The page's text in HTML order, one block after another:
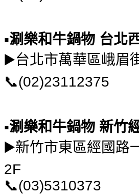
▪️涮樂和牛鍋物 台北
▶️台北市萬華區峨眉
📞(02)23112375
▪️涮樂和牛鍋物 新竹
▶️新竹市東區經國路
2F
📞(03)5310373